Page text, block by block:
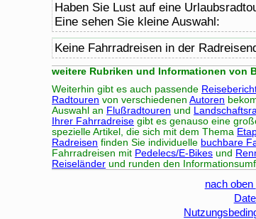
Haben Sie Lust auf eine
Eine sehen Sie kleine Auswahl:
Keine Fahrradreisen in der
weitere Rubriken und Informationen von
Weiterhin gibt es auch passende
Radtouren von verschiedenenAutoren
Auswahl an Flußradtouren und
Ihrer Fahrradreise gibt es genauso eine
spezielle Artikel, die sich mit dem Thema
Radreisen finden Sie individuelle buchbare
Fahrradreisen mit Pedelecs/E-Bikes und
Reiseländer und runden den
nach oben